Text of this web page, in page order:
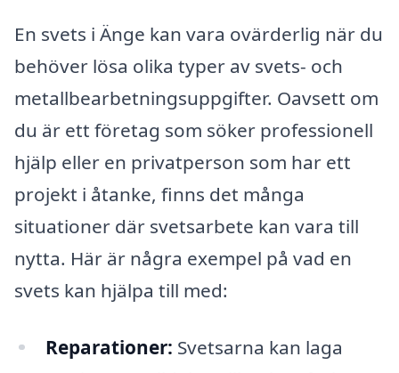
En svets i Änge kan vara ovärderlig när du
behöver lösa olika typer av svets- och
metallbearbetningsuppgifter. Oavsett om
du är ett företag som söker professionell
hjälp eller en privatperson som har ett
projekt i åtanke, finns det många
situationer där svetsarbete kan vara till
nytta. Här är några exempel på vad en
svets kan hjälpa till med:
Reparationer: Svetsarna kan laga